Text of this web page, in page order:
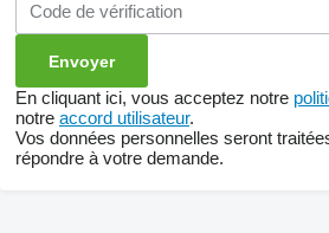
En cliquant ici, vous acceptez notre
notre accord utilisateur.
Vos données personnelles seront
répondre à votre demande.